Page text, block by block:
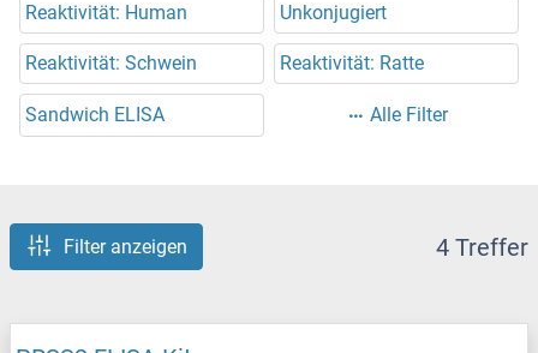
Reaktivität: Human
Unkonjugiert
Reaktivität: Schwein Reaktivität: Ratte
Sandwich ELISA Alle Filter
Filter anzeigen 4 Treffer